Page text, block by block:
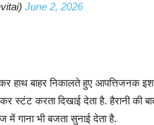
June 2, 2026
हाथ बाहर निकालते हुए आपत्तिजनक
स्टंट करता दिखाई देता है. हैरानी की
गाना भी बजता सुनाई देता है.